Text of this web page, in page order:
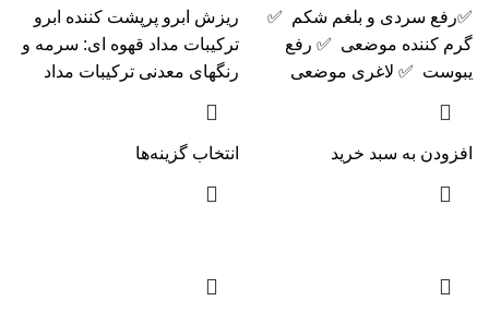
✅رفع سردی و بلغم شکم ✅
گرم کننده موضعی ✅ رفع
یبوست ✅ لاغری موضعی
افزودن به سبد خرید
ریزش ابرو پرپشت کننده ابرو
ترکیبات مداد قهوه ای: سرمه و
رنگهای معدنی ترکیبات مداد
انتخاب گزینه‌ها